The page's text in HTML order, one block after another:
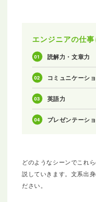
エンジニアの仕
読解力・文章力
コミュニケーシ
英語力
プレゼンテーシ
どのようなシーンでこれ
説していきます。文系出
ださい。